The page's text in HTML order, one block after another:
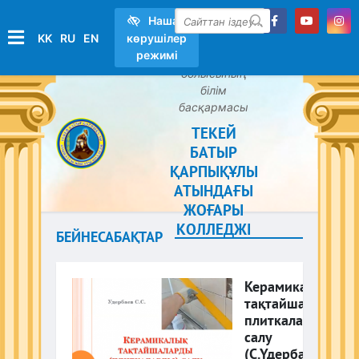
KK RU EN
Нашар
көрушілер
режимі
облысының
білім
басқармасы
ТЕКЕЙ
БАТЫР
ҚАРПЫҚҰЛЫ
АТЫНДАҒЫ
ЖОҒАРЫ
КОЛЛЕДЖІ
БЕЙНЕСАБАҚТАР
Керамикалық
тақтайшаларды
плиткаларды
салу
(С.Үдербаев)